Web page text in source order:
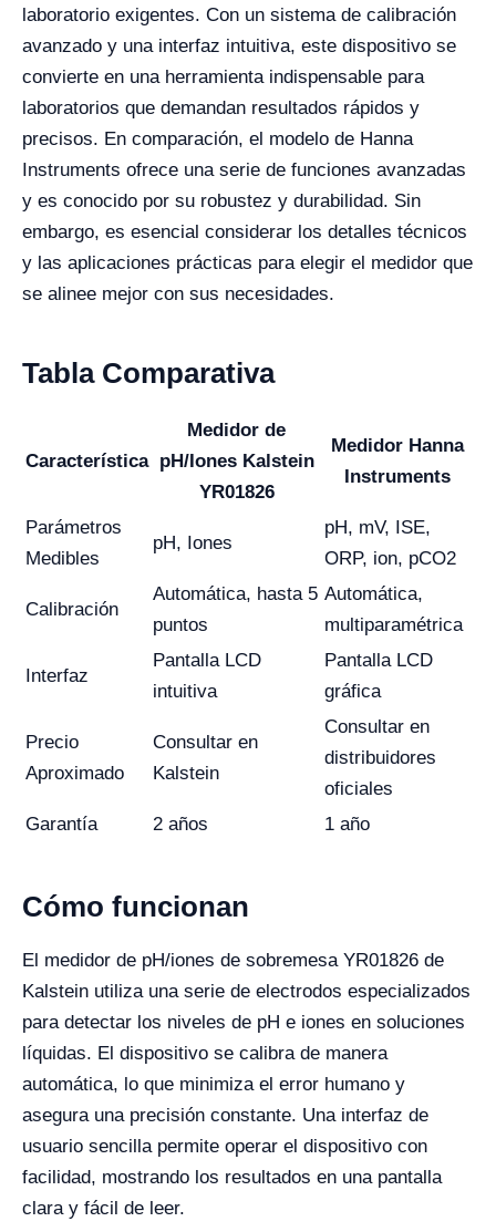
laboratorio exigentes. Con un sistema de calibración
avanzado y una interfaz intuitiva, este dispositivo se
convierte en una herramienta indispensable para
laboratorios que demandan resultados rápidos y
precisos. En comparación, el modelo de Hanna
Instruments ofrece una serie de funciones avanzadas
y es conocido por su robustez y durabilidad. Sin
embargo, es esencial considerar los detalles técnicos
y las aplicaciones prácticas para elegir el medidor que
se alinee mejor con sus necesidades.
Tabla Comparativa
Característica
Medidor de
pH/Iones Kalstein
YR01826
Medidor Hanna
Instruments
Parámetros
Medibles
pH, Iones
pH, mV, ISE,
ORP, ion, pCO2
Calibración
Automática, hasta 5
puntos
Automática,
multiparamétrica
Interfaz
Pantalla LCD
intuitiva
Pantalla LCD
gráfica
Precio
Aproximado
Consultar en
Kalstein
Consultar en
distribuidores
oficiales
Garantía
2 años 1 año
Cómo funcionan
El medidor de pH/iones de sobremesa YR01826 de
Kalstein utiliza una serie de electrodos especializados
para detectar los niveles de pH e iones en soluciones
líquidas. El dispositivo se calibra de manera
automática, lo que minimiza el error humano y
asegura una precisión constante. Una interfaz de
usuario sencilla permite operar el dispositivo con
facilidad, mostrando los resultados en una pantalla
clara y fácil de leer.